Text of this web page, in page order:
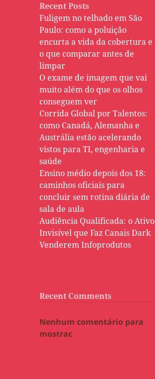
Recent Posts
Fuligem no telhado em São
Paulo: como a poluição
encurta a vida da cobertura e
o que comparar antes de
limpar
O exame de imagem que vai
muito além do que os olhos
conseguem ver
Corrida Global por Talentos:
como Canadá, Alemanha e
Austrália estão acelerando
vistos para TI, engenharia e
saúde
Ensino médio depois dos 18:
caminhos oficiais para
concluir sem rotina diária de
sala de aula
Audiência Qualificada: o Ativo
Invisível que Faz Canais Dark
Venderem Infoprodutos
Recent Comments
Nenhum comentário para
mostrar.